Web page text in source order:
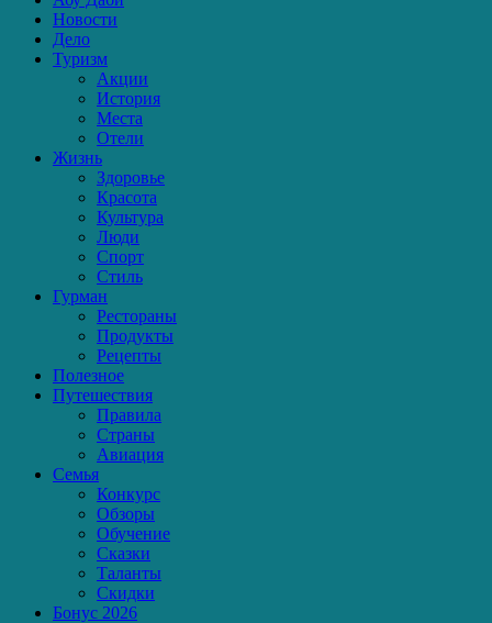
Новости
Дело
Туризм
Акции
История
Места
Отели
Жизнь
Здоровье
Красота
Культура
Люди
Спорт
Стиль
Гурман
Рестораны
Продукты
Рецепты
Полезное
Путешествия
Правила
Страны
Авиация
Семья
Конкурс
Обзоры
Обучение
Сказки
Таланты
Скидки
Бонус 2026